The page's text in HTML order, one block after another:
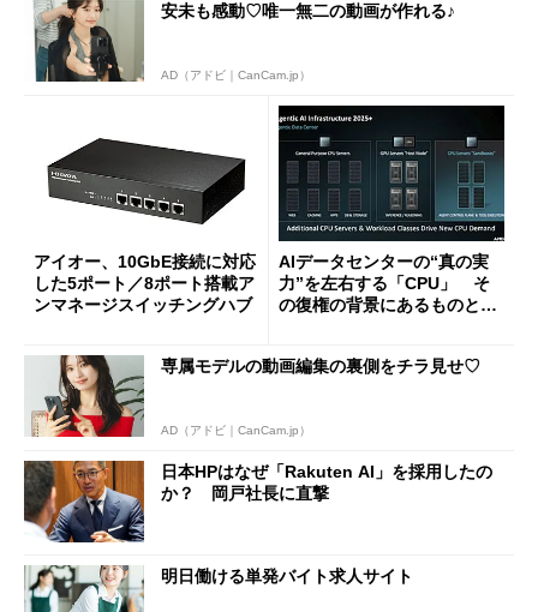
安未も感動♡唯一無二の動画が作れる♪
AD（アドビ｜CanCam.jp）
アイオー、10GbE接続に対応
した5ポート／8ポート搭載ア
ンマネージスイッチングハブ
AIデータセンターの“真の実
力”を左右する「CPU」 そ
の復権の背景にあるものと
専属モデルの動画編集の裏側をチラ見せ♡
AD（アドビ｜CanCam.jp）
日本HPはなぜ「Rakuten AI」を採用したの
か？ 岡戸社長に直撃
明日働ける単発バイト求人サイト